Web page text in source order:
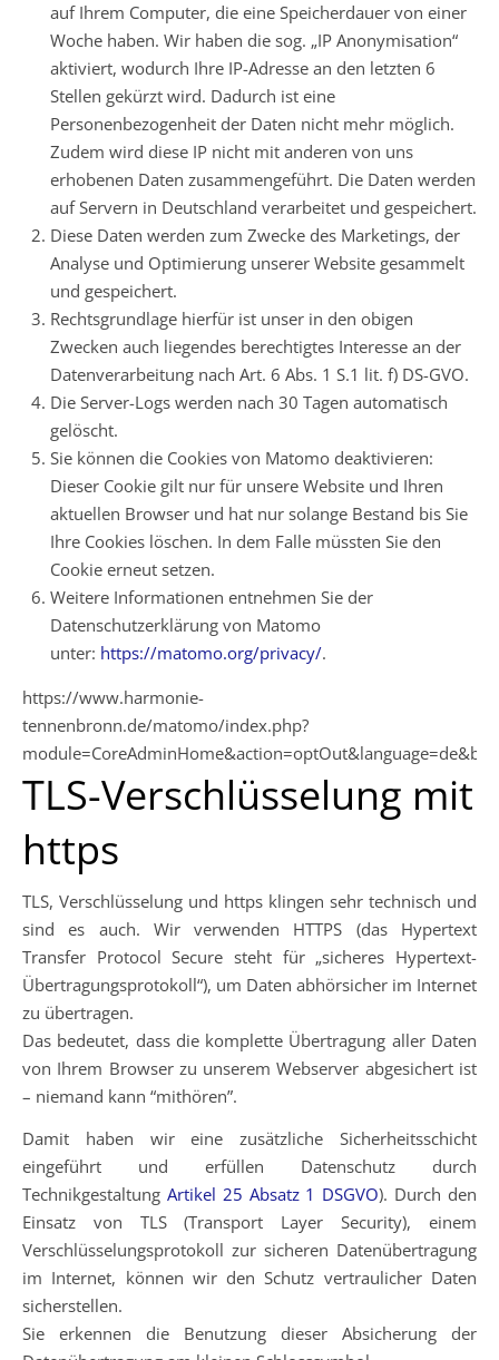
auf Ihrem Computer, die eine Speicherdauer von einer
Woche haben. Wir haben die sog. „IP Anonymisation“
aktiviert, wodurch Ihre IP-Adresse an den letzten 6
Stellen gekürzt wird. Dadurch ist eine
Personenbezogenheit der Daten nicht mehr möglich.
Zudem wird diese IP nicht mit anderen von uns
erhobenen Daten zusammengeführt. Die Daten werden
auf Servern in Deutschland verarbeitet und gespeichert.
Diese Daten werden zum Zwecke des Marketings, der
Analyse und Optimierung unserer Website gesammelt
und gespeichert.
Rechtsgrundlage hierfür ist unser in den obigen
Zwecken auch liegendes berechtigtes Interesse an der
Datenverarbeitung nach Art. 6 Abs. 1 S.1 lit. f) DS-GVO.
Die Server-Logs werden nach 30 Tagen automatisch
gelöscht.
Sie können die Cookies von Matomo deaktivieren:
Dieser Cookie gilt nur für unsere Website und Ihren
aktuellen Browser und hat nur solange Bestand bis Sie
Ihre Cookies löschen. In dem Falle müssten Sie den
Cookie erneut setzen.
Weitere Informationen entnehmen Sie der
Datenschutzerklärung von Matomo
unter: https://matomo.org/privacy/.
https://www.harmonie-
tennenbronn.de/matomo/index.php?
TLS-Verschlüsselung mit
https
TLS, Verschlüsselung und https klingen sehr technisch und
sind es auch. Wir verwenden HTTPS (das Hypertext
Transfer Protocol Secure steht für „sicheres Hypertext-
Übertragungsprotokoll“), um Daten abhörsicher im Internet
zu übertragen.
Das bedeutet, dass die komplette Übertragung aller Daten
von Ihrem Browser zu unserem Webserver abgesichert ist
– niemand kann “mithören”.
Damit haben wir eine zusätzliche Sicherheitsschicht
eingeführt und erfüllen Datenschutz durch
Technikgestaltung Artikel 25 Absatz 1 DSGVO). Durch den
Einsatz von TLS (Transport Layer Security), einem
Verschlüsselungsprotokoll zur sicheren Datenübertragung
im Internet, können wir den Schutz vertraulicher Daten
sicherstellen.
Sie erkennen die Benutzung dieser Absicherung der